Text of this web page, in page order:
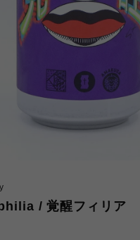
/ 覚醒フィリア